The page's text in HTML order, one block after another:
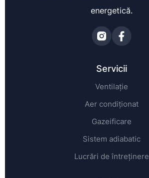
energetică.
Servicii
Ventilație
Aer condiționat
Gazeificare
Sistem adiabatic
Lucrări de întreținere